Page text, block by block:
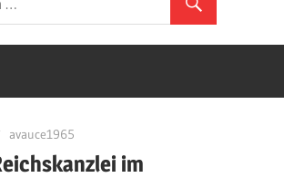
avauce1965
im